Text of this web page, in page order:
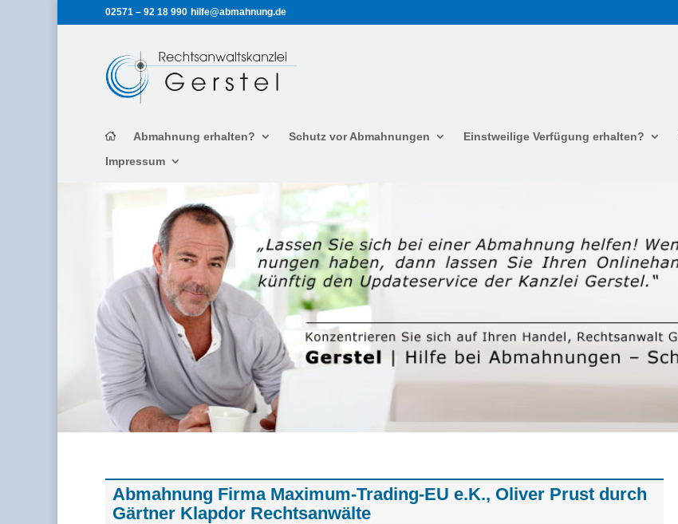
02571 – 92 18 990 hilfe@abmahnung.de
Abmahnung erhalten? Schutz vor Abmahnungen Einstweilige Verfügung erhalten?
Impressum
Abmahnung Firma Maximum-Trading-EU e.K., Oliver Prust durch
Gärtner Klapdor Rechtsanwälte